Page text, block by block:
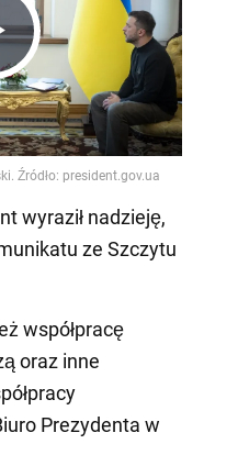
wyraził nadzieję,
ze Szczytu
współpracę
oraz inne
Prezydenta w